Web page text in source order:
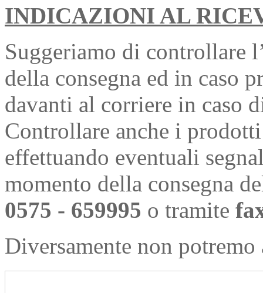
INDICAZIONI AL
Suggeriamo di controllare
della consegna ed in caso
davanti al corriere in caso
Controllare anche i
effettuando eventuali
momento della consegna
0575 - 659995 o tramite
Diversamente non potremo